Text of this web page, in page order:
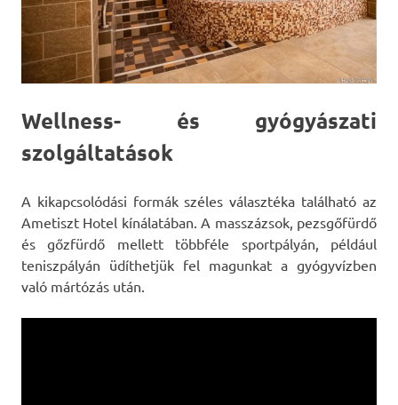
Wellness- és gyógyászati
szolgáltatások
A kikapcsolódási formák széles választéka található az
Ametiszt Hotel kínálatában. A masszázsok, pezsgőfürdő
és gőzfürdő mellett többféle sportpályán, például
teniszpályán üdíthetjük fel magunkat a gyógyvízben
való mártózás után.